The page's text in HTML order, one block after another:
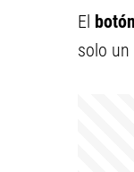
El
solo